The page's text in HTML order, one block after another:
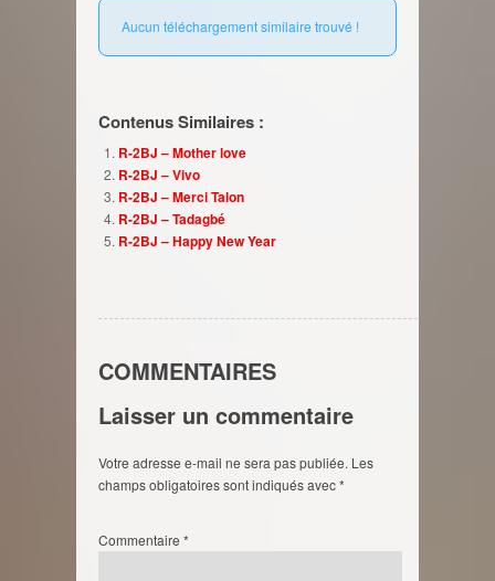
Aucun téléchargement similaire trouvé !
Contenus Similaires :
R-2BJ – Mother love
R-2BJ – Vivo
R-2BJ – Merci Talon
R-2BJ – Tadagbé
R-2BJ – Happy New Year
COMMENTAIRES
Laisser un commentaire
Votre adresse e-mail ne sera pas publiée. Les
champs obligatoires sont indiqués avec*
Commentaire *